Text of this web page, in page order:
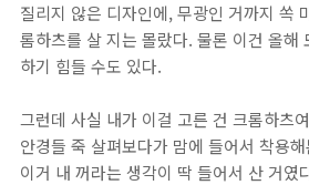
질리지 않은 디자인에, 무광인 거까지 쏙
롬하츠를 살 지는 몰랐다. 물론 이건 올해
하기 힘들 수도 있다.
그런데 사실 내가 이걸 고른 건 크롬하츠
안경들 죽 살펴보다가 맘에 들어서 착용
이거 내 꺼라는 생각이 딱 들어서 산 거였